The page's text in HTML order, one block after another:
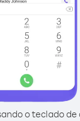
o teclado